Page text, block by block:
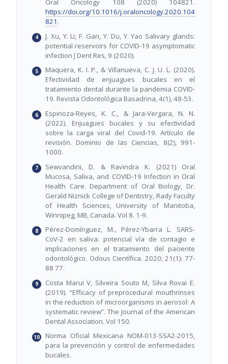
Oral Oncology 108 (2020) 104821.
https://doi.org/10.1016/j.oraloncology.2020.104
821 .
J. Xu, Y. Li, F. Gan, Y. Du, Y. Yao Salivary glands:
potential reservoirs for COVID-19 asymptomatic
infection J Dent Res, 9 (2020).
Maquera, K. I. P., & Villanueva, C. J. U. L. (2020).
Efectividad de enjuagues bucales en el
tratamiento dental durante la pandemia COVID-
19. Revista Odontológica Basadrina, 4(1), 48-53.
Espinoza-Reyes, K. C., & Jara-Vergara, N. N.
(2022). Enjuagues bucales y su efectividad
sobre la carga viral del Covid-19. Artículo de
revisión. Dominio de las Ciencias, 8(2), 991-
1000.
Sewvandini, D. & Ravindra K. (2021) Oral
Mucosa, Saliva, and COVID-19 Infection in Oral
Health Care. Department of Oral Biology, Dr.
Gerald Niznick College of Dentistry, Rady Faculty
of Health Sciences, University of Manitoba,
Winnipeg, MB, Canada. Vol 8. 1-9.
Pérez-Domínguez, M., Pérez-Ybarra L. SARS-
CoV-2 en saliva: potencial vía de contagio e
implicaciones en el tratamiento del paciente
odontológico. Odous Científica. 2020; 21(1): 77-
88 77.
Costa Marui V, Silveira Souto M, Silva Rovai E.
(2019). “Efficacy of preprocedural mouthrinses
in the reduction of microorganisms in aerosol: A
systematic review”. The Journal of the American
Dental Association. Vol 150.
Norma Oficial Mexicana NOM-013-SSA2-2015,
para la prevención y control de enfermedades
bucales.